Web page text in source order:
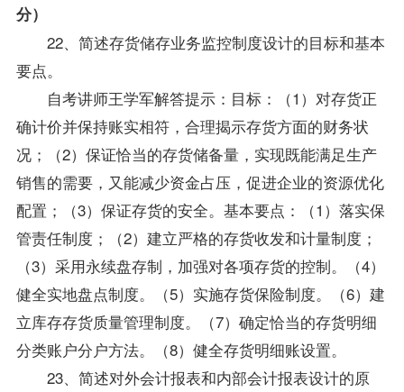
分）
22、简述存货储存业务监控制度设计的目标和基本
要点。
自考讲师王学军解答提示：目标：（1）对存货正
确计价并保持账实相符，合理揭示存货方面的财务状
况；（2）保证恰当的存货储备量，实现既能满足生产
销售的需要，又能减少资金占压，促进企业的资源优化
配置；（3）保证存货的安全。基本要点：（1）落实保
管责任制度；（2）建立严格的存货收发和计量制度；
（3）采用永续盘存制，加强对各项存货的控制。（4）
健全实地盘点制度。（5）实施存货保险制度。（6）建
立库存存货质量管理制度。（7）确定恰当的存货明细
分类账户分户方法。（8）健全存货明细账设置。
23、简述对外会计报表和内部会计报表设计的原